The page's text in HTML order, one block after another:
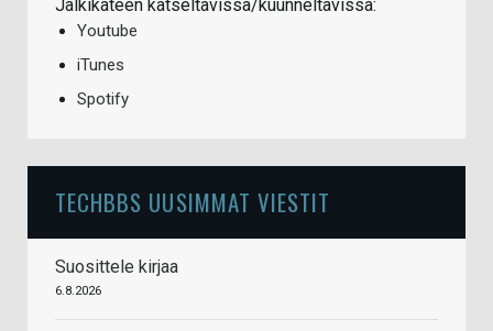
Jälkikäteen katseltavissa/kuunneltavissa:
Youtube
iTunes
Spotify
TECHBBS UUSIMMAT VIESTIT
Suosittele kirjaa
6.8.2026